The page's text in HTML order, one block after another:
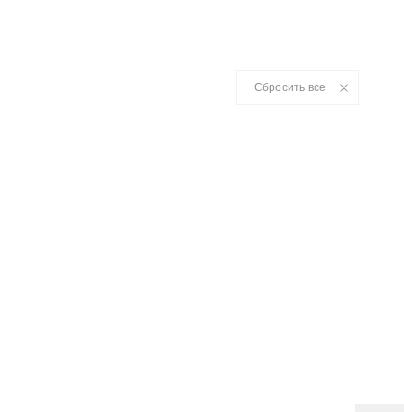
Сбросить все